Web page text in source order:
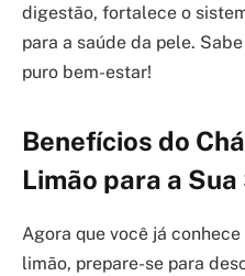
digestão, fortalece o
para a saúde da pele.
puro bem-estar!
Benefícios do
Limão para a Sua
Agora que você já
limão, prepare-se para